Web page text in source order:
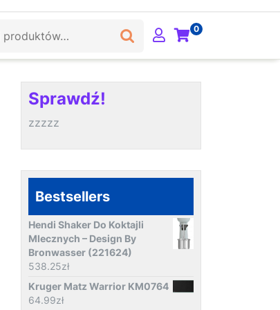
0
Sprawdź!
zzzzz
Bestsellers
Hendi Shaker Do Koktajli
Mlecznych – Design By
Bronwasser (221624)
538.25zł
Kruger Matz Warrior KM0764
64.99zł